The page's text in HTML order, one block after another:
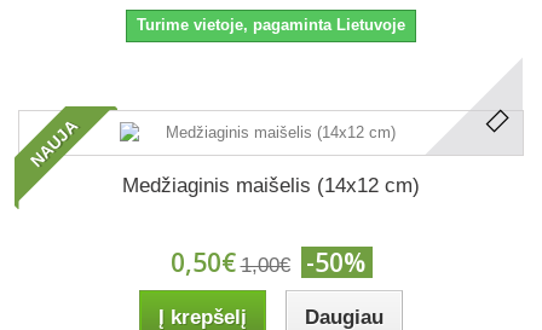
Turime vietoje, pagaminta Lietuvoje
NAUJA
Medžiaginis maišelis (14x12 cm)
0,50€ 1,00€ -50%
Į krepšelį Daugiau